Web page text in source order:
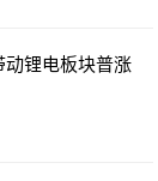
动锂电板块普涨